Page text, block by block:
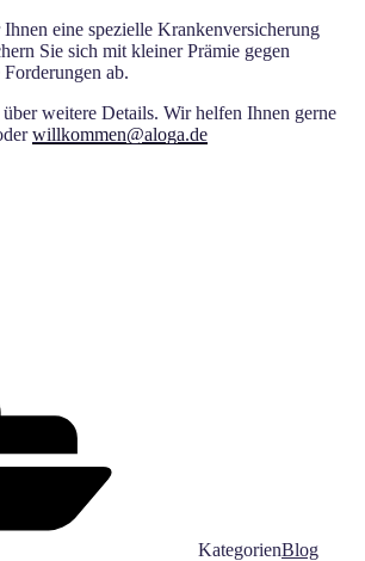
eine spezielle Krankenversicherung
Sie sich mit kleiner Prämie gegen
ab.
weitere Details. Wir helfen Ihnen gerne
willkommen@aloga.de
KategorienBlog